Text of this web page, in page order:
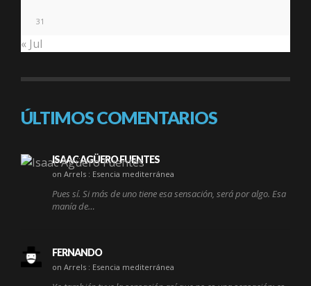
31
« Jul
ÚLTIMOS COMENTARIOS
ISAAC AGÜERO FUENTES
on Arrels : Esencia mediterránea
Pues sí. Si más de uno tiene esa sensación, será por algo. Esa
manía de…
FERNANDO
on Arrels : Esencia mediterránea